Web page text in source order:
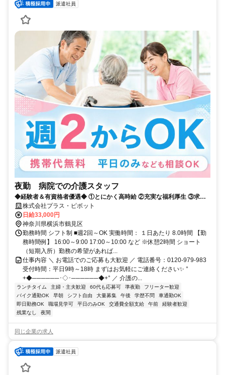
派遣社員
夜勤 病院での介護スタッフ
◆経験者＆有資格者優遇◆ ①とにかく高時給 ②充実な福利厚生 ③求人
数が豊富 だから現役の介護士から「+ホップ」が選ばれています！
株式会社プラス・ピボット
日給33,000円
神奈川県横浜市鶴見区
勤務時間 シフト制 ■週2回～OK 実働時間： １日あたり 8.0時間 【勤
務時間例】 16:00～9:00 17:00～10:00 など ※休憩2時間 ショート
（短期入所）勤務の希望があれば...
仕事内容 ＼ お電話でのご応募も大歓迎 ／ 電話番号：0120-979-983
受付時間：平日9時～18時 まずはお気軽にご連絡ください✨ °
+◆──────･◇･──────◆+° ／ 介護の...
ランチタイム 主婦・主夫歓迎 60代も応募可 準夜勤
フリーター歓迎
バイク通勤OK
早朝 シフト自由 大量募集 午後 学歴不問
車通勤OK
即日勤務OK
職場見学可 平日のみOK 交通費全額支給 午前
経験者歓迎
残業なし
夜間
同じ企業の求人
派遣社員